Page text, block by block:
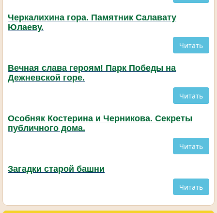
Черкалихина гора. Памятник Салавату
Юлаеву.
Читать
Вечная слава героям! Парк Победы на
Дежневской горе.
Читать
Особняк Костерина и Черникова. Секреты
публичного дома.
Читать
Загадки старой башни
Читать